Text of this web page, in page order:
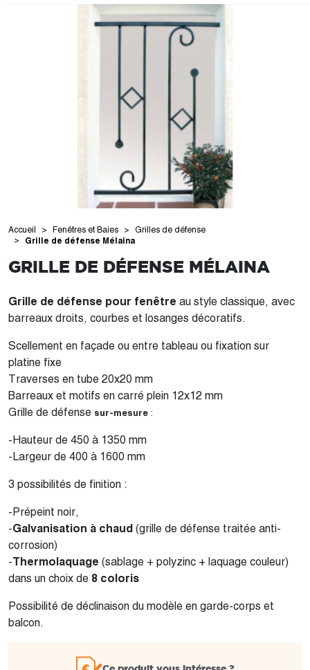
Accueil Fenêtres et Baies Grilles de défense
Grille de défense Mélaina
GRILLE DE DÉFENSE MÉLAINA
Grille de défense pour fenêtre au style classique, avec
barreaux droits, courbes et losanges décoratifs.
Scellement en façade ou entre tableau ou fixation sur
platine fixe
Traverses en tube 20x20 mm
Barreaux et motifs en carré plein 12x12 mm
Grille de défense sur-mesure :
-Hauteur de 450 à 1350 mm
-Largeur de 400 à 1600 mm
3 possibilités de finition :
-Prépeint noir,
-Galvanisation à chaud (grille de défense traitée anti-
corrosion)
-Thermolaquage (sablage + polyzinc + laquage couleur)
dans un choix de 8 coloris
Possibilité de déclinaison du modèle en garde-corps et
balcon.